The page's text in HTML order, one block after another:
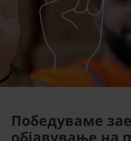
Победуваме
објавување на